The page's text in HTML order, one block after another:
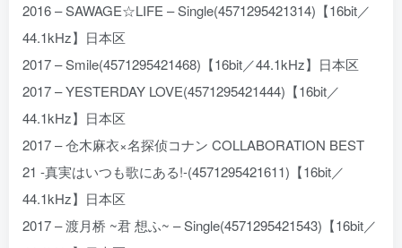
2016 – SAWAGE☆LIFE – Single(4571295421314)【16bit／
44.1kHz】日本区
2017 – Smile(4571295421468)【16bit／44.1kHz】日本区
2017 – YESTERDAY LOVE(4571295421444)【16bit／
44.1kHz】日本区
2017 – 仓木麻衣×名探侦コナン COLLABORATION BEST
21 -真実はいつも歌にある!-(4571295421611)【16bit／
44.1kHz】日本区
2017 – 渡月桥 ~君 想ふ~ – Single(4571295421543)【16bit／